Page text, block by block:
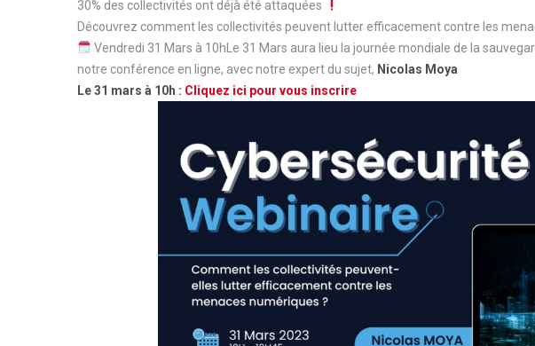
30% des collectivités ont déjà été attaquées
Découvrez comment les collectivités peuvent lutter efficacement contre les
Vendredi 31 Mars à 10hLe 31 Mars aura lieu la journée mondiale de la
notre conférence en ligne, avec notre expert du sujet, Nicolas Moya
Le 31 mars à 10h : Cliquez ici pour vous inscrire